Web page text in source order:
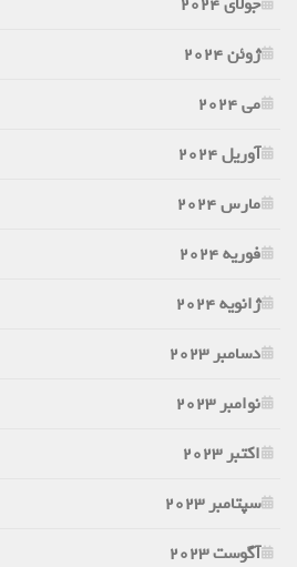
ژوئن 2024
می 2024
آوریل 2024
مارس 2024
فوریه 2024
ژانویه 2024
دسامبر 2023
نوامبر 2023
اکتبر 2023
سپتامبر 2023
آگوست 2023